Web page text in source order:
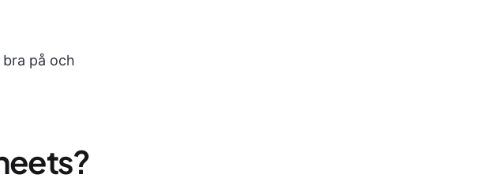
på och